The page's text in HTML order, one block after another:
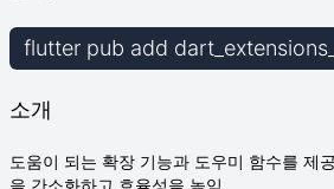
flutter pub add
소개
도움이 되는 확장 기능과 도우미 함수를 제
을 간소화하고 효율성을 높임